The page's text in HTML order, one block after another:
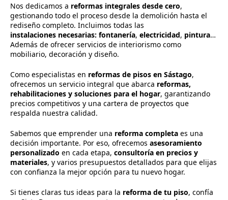
Nos dedicamos a reformas integrales desde cero,
gestionando todo el proceso desde la demolición hasta el
rediseño completo. Incluimos todas las
instalaciones necesarias: fontanería, electricidad, pintura…
Además de ofrecer servicios de interiorismo como
mobiliario, decoración y diseño.
Como especialistas en reformas de pisos en Sástago,
ofrecemos un servicio integral que abarca reformas,
rehabilitaciones y soluciones para el hogar, garantizando
precios competitivos y una cartera de proyectos que
respalda nuestra calidad.
Sabemos que emprender una reforma completa es una
decisión importante. Por eso, ofrecemos asesoramiento
personalizado en cada etapa, consultoría en precios y
materiales, y varios presupuestos detallados para que elijas
con confianza la mejor opción para tu nuevo hogar.
Si tienes claras tus ideas para la reforma de tu piso, confía